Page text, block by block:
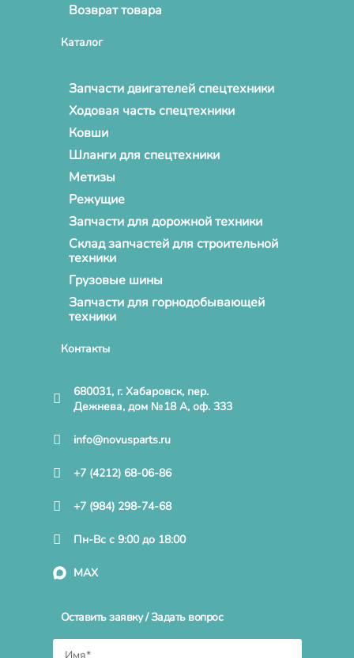
Возврат товара
Каталог
Запчасти двигателей спецтехники
Ходовая часть спецтехники
Ковши
Шланги для спецтехники
Метизы
Режущие
Запчасти для дорожной техники
Склад запчастей для строительной
техники
Грузовые шины
Запчасти для горнодобывающей
техники
Контакты
680031, г. Хабаровск, пер.
Дежнева, дом №18 А, оф. 333
info@novusparts.ru
+7 (4212) 68-06-86
+7 (984) 298-74-68
Пн-Вс с 9:00 до 18:00
MAX
Оставить заявку / Задать вопрос